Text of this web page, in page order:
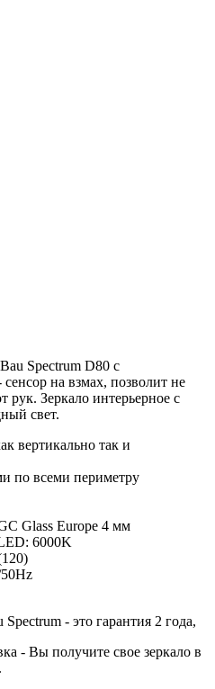
Spectrum D80 с
на взмах, позволит не
рук. Зеркало интерьерное с
свет.
вертикально так и
по всеми периметру
Glass Europe 4 мм
6000K
- это гарантия 2 года,
- Вы получите свое зеркало в